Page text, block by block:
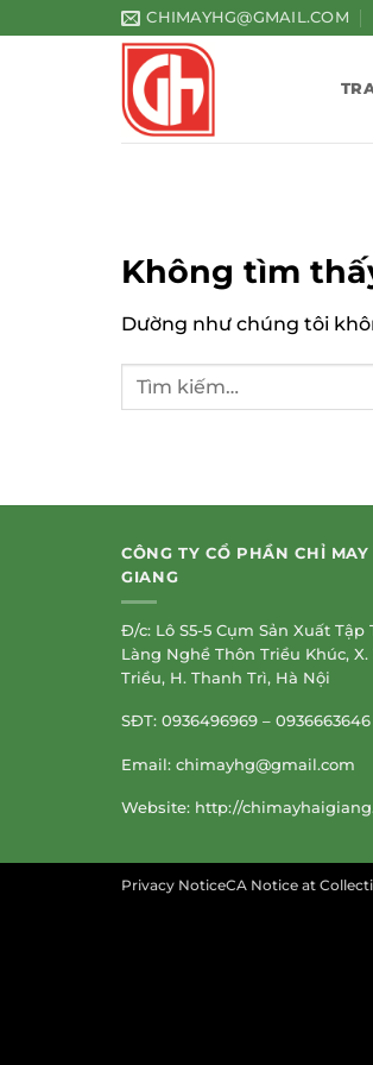
qua
CHIMAYHG@GMAIL.COM
Không tìm
Dường như chúng tôi
CÔNG TY CỔ PHẦN CHỈ
GIANG
Đ/c: Lô S5-5 Cụm Sản Xuất Tập
Làng Nghề Thôn Triều Khúc, X.
Triều, H. Thanh Trì, Hà Nội
SĐT: 0936496969 – 0936663646
Email: chimayhg@gmail.com
Website: http://
Privacy NoticeCA Notice at